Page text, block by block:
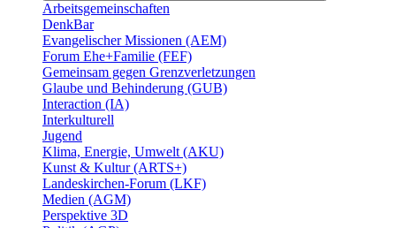
Arbeitsgemeinschaften
DenkBar
Evangelischer Missionen (AEM)
Forum Ehe+Familie (FEF)
Gemeinsam gegen Grenzverletzungen
Glaube und Behinderung (GUB)
Interaction (IA)
Interkulturell
Jugend
Klima, Energie, Umwelt (AKU)
Kunst & Kultur (ARTS+)
Landeskirchen-Forum (LKF)
Medien (AGM)
Perspektive 3D